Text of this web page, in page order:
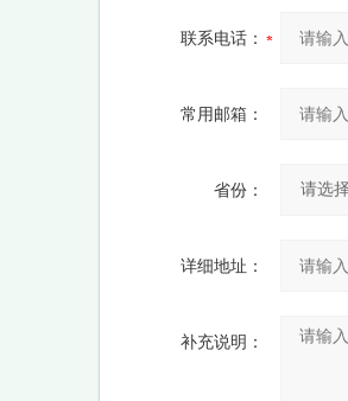
联系电话：
常用邮箱：
省份：
详细地址：
补充说明：